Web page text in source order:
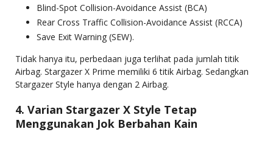
Blind-Spot Collision-Avoidance Assist (BCA)
Rear Cross Traffic Collision-Avoidance Assist (RCCA)
Save Exit Warning (SEW).
Tidak hanya itu, perbedaan juga terlihat pada jumlah titik
Airbag. Stargazer X Prime memiliki 6 titik Airbag. Sedangkan
Stargazer Style hanya dengan 2 Airbag.
4. Varian Stargazer X Style Tetap
Menggunakan Jok Berbahan Kain